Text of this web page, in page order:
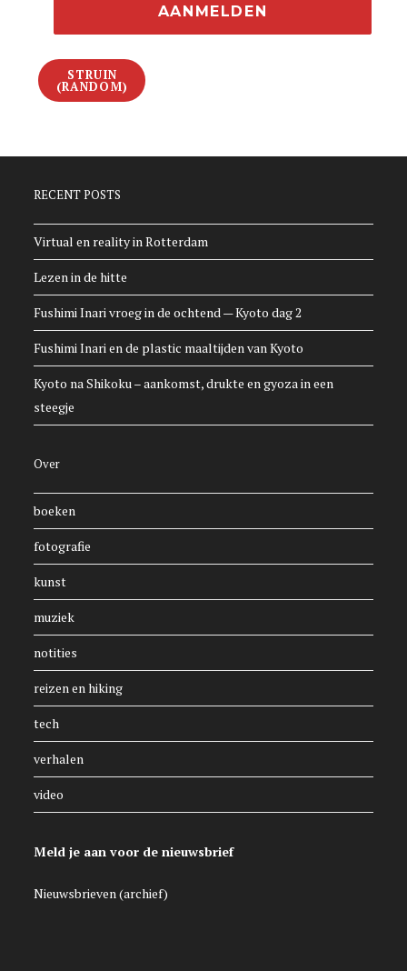
STRUIN
(RANDOM)
RECENT POSTS
Virtual en reality in Rotterdam
Lezen in de hitte
Fushimi Inari vroeg in de ochtend — Kyoto dag 2
Fushimi Inari en de plastic maaltijden van Kyoto
Kyoto na Shikoku – aankomst, drukte en gyoza in een
steegje
Over
boeken
fotografie
kunst
muziek
notities
reizen en hiking
tech
verhalen
video
Meld je aan voor de nieuwsbrief
Nieuwsbrieven (archief)